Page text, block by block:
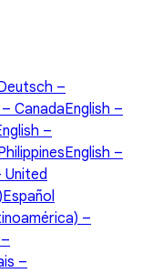
–
CanadaEnglish –
–
English –
United
Español
–
–